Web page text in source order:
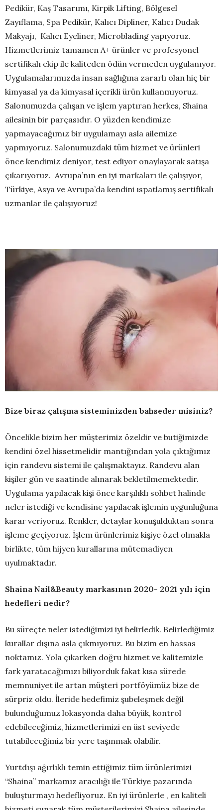
Pedikür, Kaş Tasarımı, Kirpik Lifting, Bölgesel
Zayıflama, Spa Pedikür, Kalıcı Dipliner, Kalıcı Dudak
Makyajı, Kalıcı Eyeliner, Microblading yapıyoruz.
Hizmetlerimiz tamamen A+ ürünler ve profesyonel
sertifikalı ekip ile kaliteden ödün vermeden uygulanıyor.
Uygulamalarımızda insan sağlığına zararlı olan hiç bir
kimyasal ya da kimyasal içerikli ürün kullanmıyoruz.
Salonumuzda çalışan ve işlem yaptıran herkes, Shaina
ailesinin bir parçasıdır. O yüzden kendimize
yapmayacağımız bir uygulamayı asla ailemize
yapmıyoruz. Salonumuzdaki tüm hizmet ve ürünleri
önce kendimiz deniyor, test ediyor onaylayarak satışa
çıkarıyoruz. Avrupa’nın en iyi markaları ile çalışıyor,
Türkiye, Asya ve Avrupa’da kendini ıspatlamış sertifikalı
uzmanlar ile çalışıyoruz!
Bize biraz çalışma sisteminizden bahseder misiniz?
Öncelikle bizim her müşterimiz özeldir ve butiğimizde
kendini özel hissetmelidir mantığından yola çıktığımız
için randevu sistemi ile çalışmaktayız. Randevu alan
kişiler gün ve saatinde alınarak bekletilmemektedir.
Uygulama yapılacak kişi önce karşılıklı sohbet halinde
neler istediği ve kendisine yapılacak işlemin uygunluğuna
karar veriyoruz. Renkler, detaylar konuşulduktan sonra
işleme geçiyoruz. İşlem ürünlerimiz kişiye özel olmakla
birlikte, tüm hijyen kurallarına mütemadiyen
uyulmaktadır.
Shaina Nail&Beauty markasının 2020- 2021 yılı için
hedefleri nedir?
Bu süreçte neler istediğimizi iyi belirledik. Belirlediğimiz
kurallar dışına asla çıkmıyoruz. Bu bizim en hassas
noktamız. Yola çıkarken doğru hizmet ve kalitemizle
fark yaratacağımızı biliyorduk fakat kısa sürede
memnuniyet ile artan müşteri portföyümüz bize de
sürpriz oldu. İleride hedefimiz şubeleşmek değil
bulunduğumuz lokasyonda daha büyük, kontrol
edebileceğimiz, hizmetlerimizi en üst seviyede
tutabileceğimiz bir yere taşınmak olabilir.
Yurtdışı ağırlıklı temin ettiğimiz tüm ürünlerimizi
“Shaina” markamız aracılığı ile Türkiye pazarında
buluşturmayı hedefliyoruz. En iyi ürünlerle , en kaliteli